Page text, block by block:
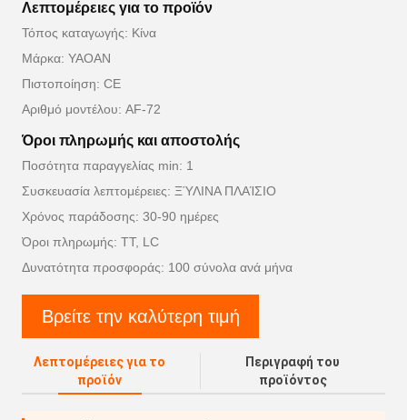
Λεπτομέρειες για το προϊόν
Τόπος καταγωγής: Κίνα
Μάρκα: YAOAN
Πιστοποίηση: CE
Αριθμό μοντέλου: AF-72
Όροι πληρωμής και αποστολής
Ποσότητα παραγγελίας min: 1
Συσκευασία λεπτομέρειες: ΞΎΛΙΝΑ ΠΛΑΊΣΙΟ
Χρόνος παράδοσης: 30-90 ημέρες
Όροι πληρωμής: TT, LC
Δυνατότητα προσφοράς: 100 σύνολα ανά μήνα
Βρείτε την καλύτερη τιμή
Λεπτομέρειες για το
προϊόν
Περιγραφή του
προϊόντος